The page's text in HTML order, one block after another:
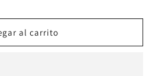
al carrito